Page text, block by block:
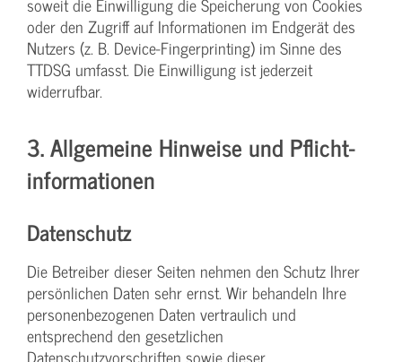
oder den Zugriff auf Informationen im Endgerät des
Nutzers (z. B. Device-Fingerprinting) im Sinne des
TTDSG umfasst. Die Einwilligung ist jederzeit
widerrufbar.
3. Allgemeine Hinweise und Pflicht­
informationen
Datenschutz
Die Betreiber dieser Seiten nehmen den Schutz Ihrer
persönlichen Daten sehr ernst. Wir behandeln Ihre
personenbezogenen Daten vertraulich und
entsprechend den gesetzlichen